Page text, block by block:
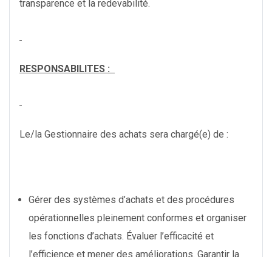
transparence et la redevabilité.
RESPONSABILITES :
Le/la Gestionnaire des achats sera chargé(e) de :
Gérer des systèmes d’achats et des procédures
opérationnelles pleinement conformes et organiser
les fonctions d’achats. Évaluer l’efficacité et
l’efficience et mener des améliorations. Garantir la